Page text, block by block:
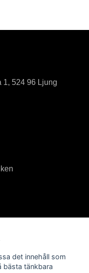
1, 524 96 Ljung
det innehåll som
bästa tänkbara